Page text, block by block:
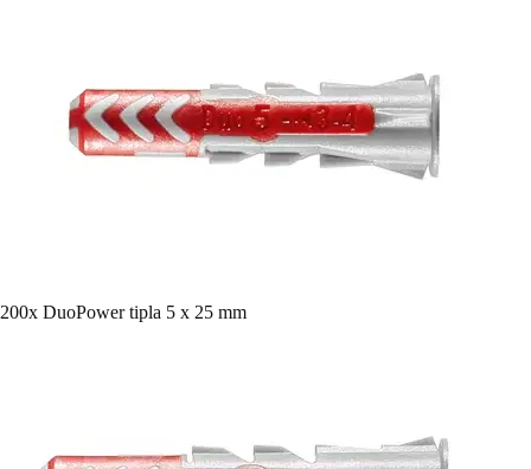
200x DuoPower tipla 5 x 25 mm